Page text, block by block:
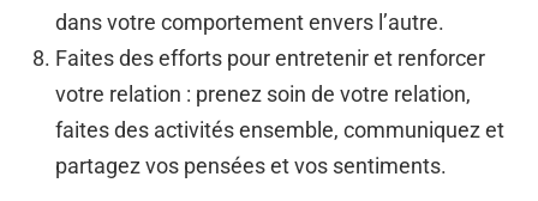
dans votre comportement envers l’autre.
Faites des efforts pour entretenir et renforcer
votre relation : prenez soin de votre relation,
faites des activités ensemble, communiquez et
partagez vos pensées et vos sentiments.